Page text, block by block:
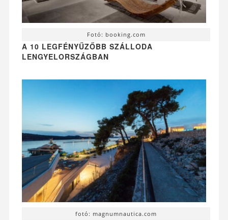
Fotó: booking.com
A 10 LEGFÉNYŰZŐBB SZÁLLODA
LENGYELORSZÁGBAN
fotó: magnumnautica.com